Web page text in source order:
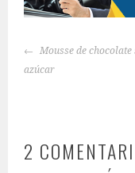
NAVEGACIÓN
DE
Mousse de chocolate
azúcar
2